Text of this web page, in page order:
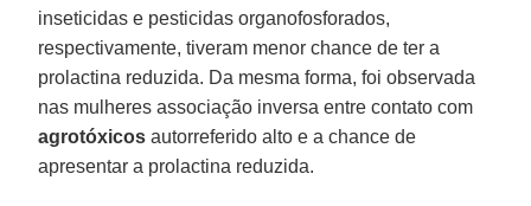
inseticidas e pesticidas organofosforados,
respectivamente, tiveram menor chance de ter a
prolactina reduzida. Da mesma forma, foi observada
nas mulheres associação inversa entre contato com
agrotóxicos autorreferido alto e a chance de
apresentar a prolactina reduzida.